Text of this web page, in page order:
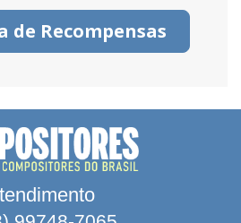
de Recompensas